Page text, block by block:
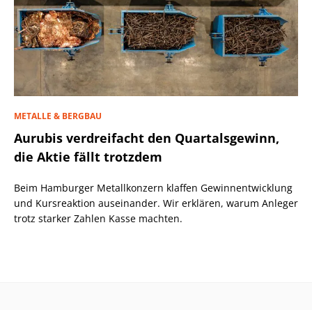
METALLE & BERGBAU
Aurubis verdreifacht den Quartalsgewinn,
die Aktie fällt trotzdem
Beim Hamburger Metallkonzern klaffen Gewinnentwicklung
und Kursreaktion auseinander. Wir erklären, warum Anleger
trotz starker Zahlen Kasse machten.